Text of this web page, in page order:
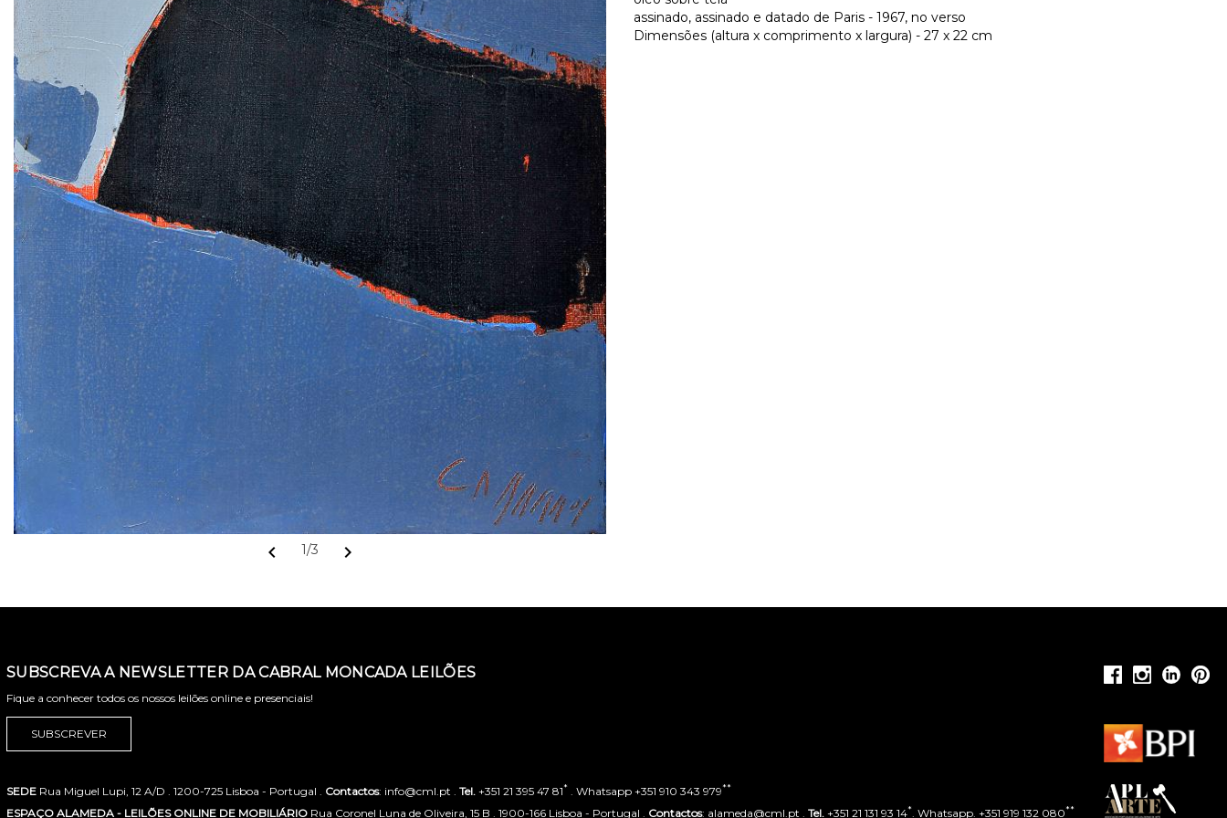
chevron_left 1/3 chevron_right
assinado, assinado e datado de Paris - 1967, no verso
Dimensões (altura x comprimento x largura) - 27 x 22 cm
SUBSCREVA A NEWSLETTER DA CABRAL MONCADA LEILÕES
Fique a conhecer todos os nossos leilões online e presenciais!
SUBSCREVER
SEDE Rua Miguel Lupi, 12 A/D . 1200-725 Lisboa - Portugal . Contactos: info@cml.pt . Tel. +351 21 395 47 81* . Whatsapp +351 910 343 979**
ESPAÇO ALAMEDA - LEILÕES ONLINE DE MOBILIÁRIO Rua Coronel Luna de Oliveira, 15 B . 1900-166 Lisboa - Portugal . Contactos: alameda@cml.pt . Tel. +351 21 131 93 14*. Whatsapp. +351 919 132 080**